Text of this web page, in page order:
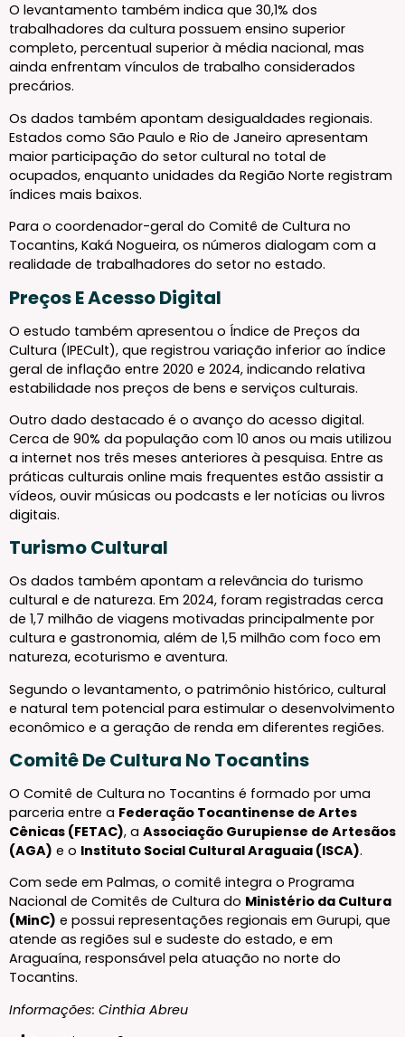
O levantamento também indica que 30,1% dos
trabalhadores da cultura possuem ensino superior
completo, percentual superior à média nacional, mas
ainda enfrentam vínculos de trabalho considerados
precários.
Os dados também apontam desigualdades regionais.
Estados como São Paulo e Rio de Janeiro apresentam
maior participação do setor cultural no total de
ocupados, enquanto unidades da Região Norte registram
índices mais baixos.
Para o coordenador-geral do Comitê de Cultura no
Tocantins, Kaká Nogueira, os números dialogam com a
realidade de trabalhadores do setor no estado.
Preços E Acesso Digital
O estudo também apresentou o Índice de Preços da
Cultura (IPECult), que registrou variação inferior ao índice
geral de inflação entre 2020 e 2024, indicando relativa
estabilidade nos preços de bens e serviços culturais.
Outro dado destacado é o avanço do acesso digital.
Cerca de 90% da população com 10 anos ou mais utilizou
a internet nos três meses anteriores à pesquisa. Entre as
práticas culturais online mais frequentes estão assistir a
vídeos, ouvir músicas ou podcasts e ler notícias ou livros
digitais.
Turismo Cultural
Os dados também apontam a relevância do turismo
cultural e de natureza. Em 2024, foram registradas cerca
de 1,7 milhão de viagens motivadas principalmente por
cultura e gastronomia, além de 1,5 milhão com foco em
natureza, ecoturismo e aventura.
Segundo o levantamento, o patrimônio histórico, cultural
e natural tem potencial para estimular o desenvolvimento
econômico e a geração de renda em diferentes regiões.
Comitê De Cultura No Tocantins
O Comitê de Cultura no Tocantins é formado por uma
parceria entre a Federação Tocantinense de Artes
Cênicas (FETAC), a Associação Gurupiense de Artesãos
(AGA) e o Instituto Social Cultural Araguaia (ISCA).
Com sede em Palmas, o comitê integra o Programa
Nacional de Comitês de Cultura do Ministério da Cultura
(MinC) e possui representações regionais em Gurupi, que
atende as regiões sul e sudeste do estado, e em
Araguaína, responsável pela atuação no norte do
Tocantins.
Informações: Cinthia Abreu